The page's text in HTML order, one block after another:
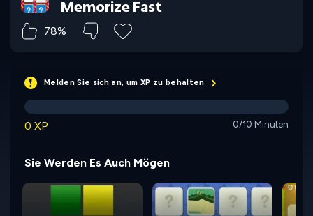
Memorize Fast
78%
Melden Sie sich an, um XP zu behalten
0 XP 0/10 Minuten
Sie Werden Es Auch Mögen